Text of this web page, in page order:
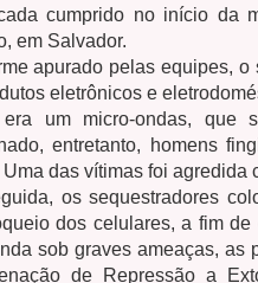
cumprido no início da
em Salvador.
apurado pelas equipes,
eletrônicos e
um micro-ondas, que
entretanto, homens
Uma das vítimas foi agredida
os sequestradores
dos celulares, a fim
sob graves ameaças, as
de Repressão a